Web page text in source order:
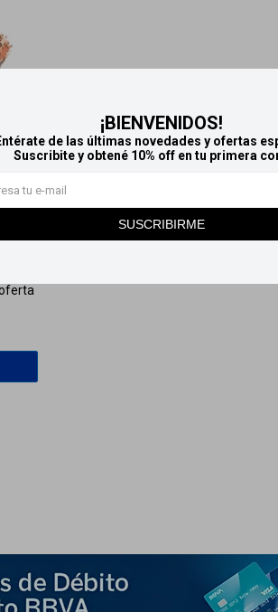
¡BIENVENIDOS!
de las últimas novedades y ofertas
Suscribite y obtené 10% off en tu primera
SUSCRIBIRME